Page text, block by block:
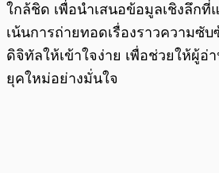
ใกล้ชิด เพื่อนำเสนอข้อมูลเชิงลึก
เน้นการถ่ายทอดเรื่องราวความซั
ดิจิทัลให้เข้าใจง่าย เพื่อช่วยให้ผู้อ่
ยุคใหม่อย่างมั่นใจ